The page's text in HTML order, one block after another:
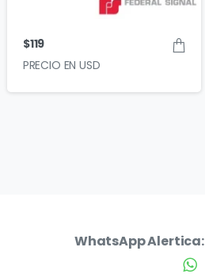
$119
WhatsApp Alertica: